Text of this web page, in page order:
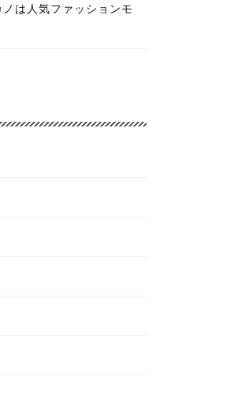
は人気ファッションモ